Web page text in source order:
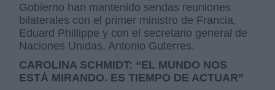
Gobierno han mantenido sendas reuniones
bilaterales con el primer ministro de Francia,
Eduard Phillippe y con el secretario general de
Naciones Unidas, Antonio Guterres.
CAROLINA SCHMIDT: “EL MUNDO NOS
ESTÁ MIRANDO. ES TIEMPO DE ACTUAR”